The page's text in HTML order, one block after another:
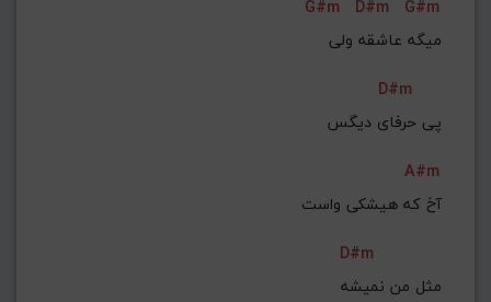
G#m
D#m
G#m
میگه عاشقه ولی
D#m
پی حرفای دیگس
A#m
آخ که هیشکی واست
D#m
مثل من نمیشه